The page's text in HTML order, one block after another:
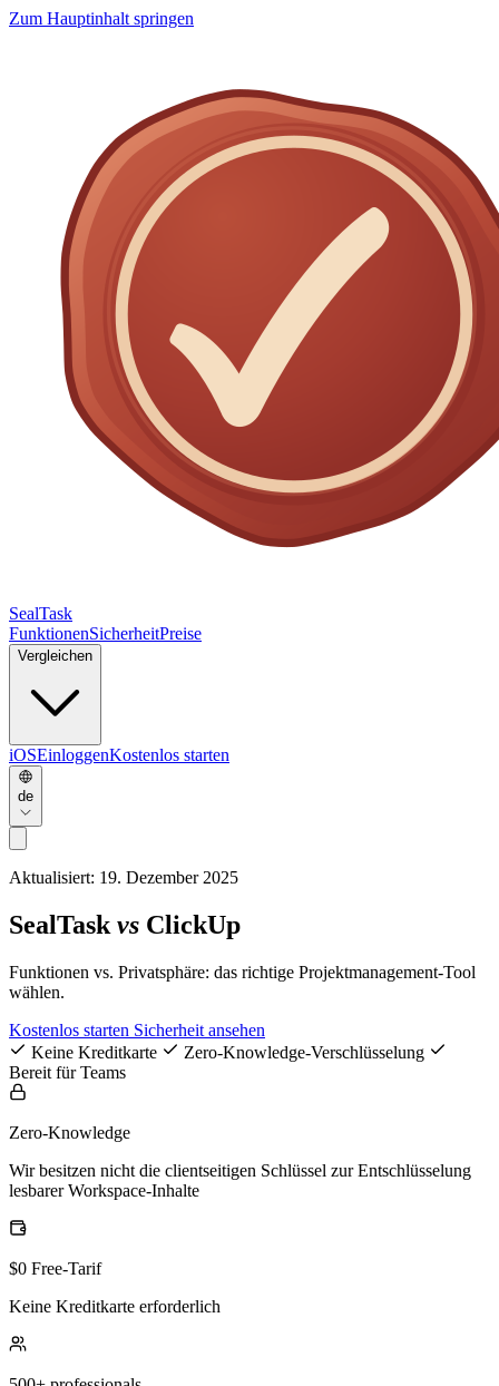
Zum Hauptinhalt springen
SealTask
FunktionenSicherheitPreise
Vergleichen
iOSEinloggenKostenlos starten
de
Aktualisiert: 19. Dezember 2025
SealTask vs ClickUp
Funktionen vs. Privatsphäre: das richtige Projektmanagement-Tool
wählen.
Kostenlos starten Sicherheit ansehen
Keine Kreditkarte
Zero-Knowledge-Verschlüsselung
Bereit für Teams
Zero-Knowledge
Wir besitzen nicht die clientseitigen Schlüssel zur Entschlüsselung
lesbarer Workspace-Inhalte
$0 Free-Tarif
Keine Kreditkarte erforderlich